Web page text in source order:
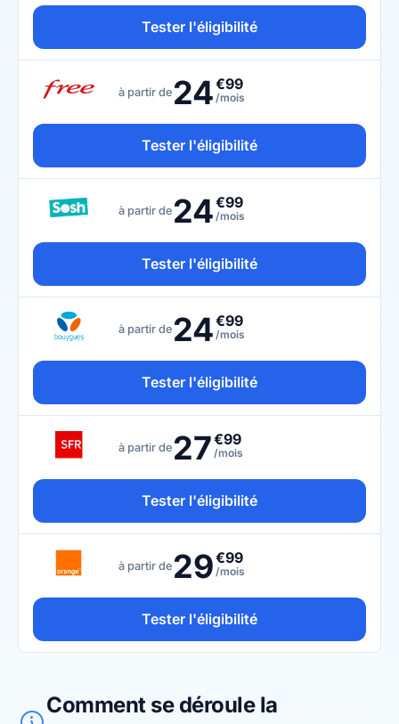
Tester l'éligibilité
à partir de 24€99
/mois
Tester l'éligibilité
à partir de 24€99
/mois
Tester l'éligibilité
à partir de 24€99
/mois
Tester l'éligibilité
à partir de 27€99
/mois
Tester l'éligibilité
à partir de 29€99
/mois
Tester l'éligibilité
Comment se déroule la